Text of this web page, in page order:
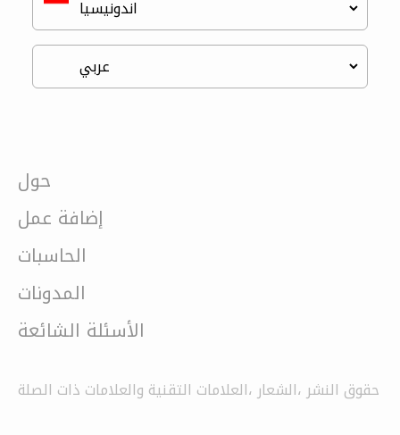
حول
إضافة عمل
الحاسبات
المدونات
الأسئلة الشائعة
حقوق النشر ،الشعار ،العلامات التقنية والعلامات ذات الصلة